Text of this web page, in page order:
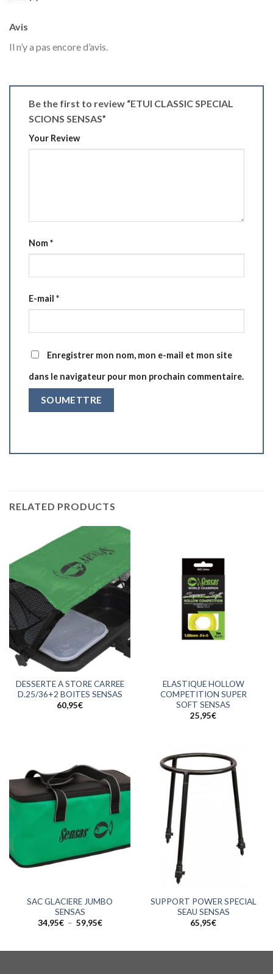
Avis
Il n’y a pas encore d’avis.
Be the first to review “ETUI CLASSIC SPECIAL
SCIONS SENSAS”
Your Review
Nom*
E-mail *
Enregistrer mon nom, mon e-mail et mon site
dans le navigateur pour mon prochain commentaire.
RELATED PRODUCTS
DESSERTE A STORE CARREE
D.25/36+2 BOITES SENSAS
60,95€
ELASTIQUE HOLLOW
COMPETITION SUPER
SOFT SENSAS
25,95€
SAC GLACIERE JUMBO
SENSAS
34,95€ – 59,95€Plage
à
SUPPORT POWER SPECIAL
SEAU SENSAS
65,95€